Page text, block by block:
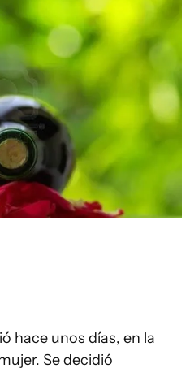
hace unos días, en la
Se decidió